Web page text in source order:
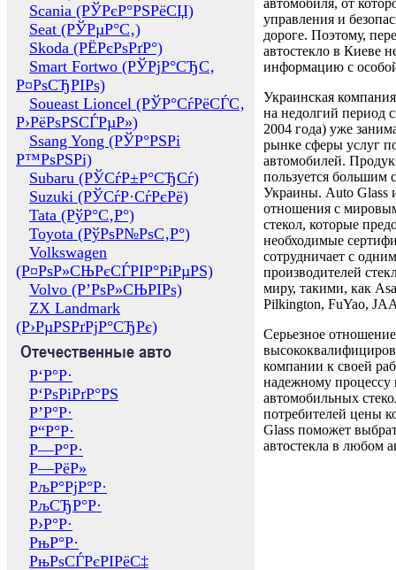
Scania (РЎРєР°РЅРёСЏ)
Seat (РЎРµР°С‚)
Skoda (РЁРєРѕРґР°)
Smart Fortwo (РЎРјР°СЂС‚
Р¤РѕСЂРІРѕ)
Soueast Lioncel (РЎР°СѓРёСЃС‚
Р›РёРѕРЅСЃРµР»)
Ssang Yong (РЎР°РЅРі
Р™РѕРЅРі)
Subaru (РЎСѓР±Р°СЂСѓ)
Suzuki (РЎСѓР·СѓРєРё)
Tata (РўР°С‚Р°)
Toyota (РўРѕР№РѕС‚Р°)
Volkswagen
(Р¤РѕР»СЊРєСЃРІР°РіРµРЅ)
Volvo (Р’РѕР»СЊРІРѕ)
ZX Landmark
(Р›РµРЅРґРјР°СЂРє)
Отечественные авто
Р‘Р°Р·
Р‘РѕРіРґР°РЅ
Р’Р°Р·
Р“Р°Р·
Р—Р°Р·
Р—РёР»
РљР°РјР°Р·
РљСЂР°Р·
Р›Р°Р·
РњР°Р·
РњРѕСЃРєРІРёС‡
автомобиля, от
управления и
дороге. Поэтому,
автостекло в Киеве
информацию с
Украинская
на недолгий период
2004 года) уже
рынке сферы услуг
автомобилей.
пользуется большим
Украины. Auto Glass
отношения с
стекол, которые
необходимые
сотрудничает с
производителей
миру, такими, как
Pilkington, FuYao,
Серьезное отношение
компании к своей
надежному процессу
автомобильных
потребителей цены
Glass поможет
автостекла в любом